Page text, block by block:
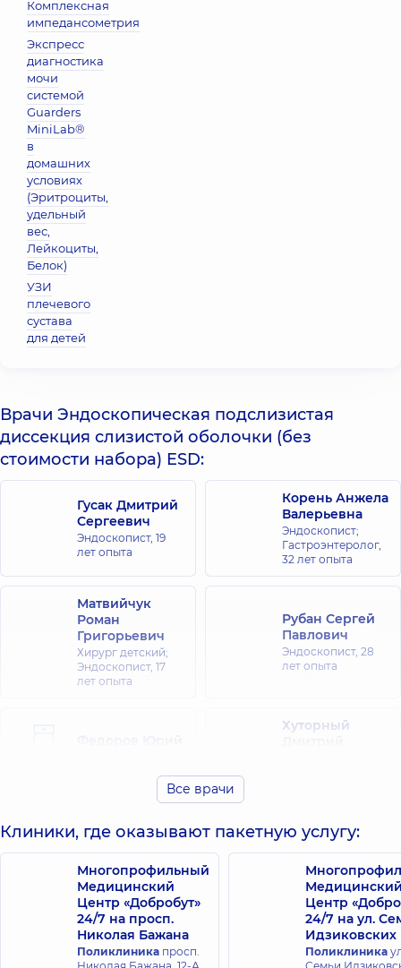
Комплексная
импедансометрия
Экспресс
диагностика
мочи
системой
Guarders
MiniLab®
в
домашних
условиях
(Эритроциты,
удельный
вес,
Лейкоциты,
Белок)
УЗИ
плечевого
сустава
для детей
Врачи Эндоскопическая подслизистая
диссекция слизистой оболочки (без
стоимости набора) ESD:
Гусак Дмитрий
Сергеевич
Эндоскопист, 19
лет опыта
Корень Анжела
Валерьевна
Эндоскопист;
Гастроэнтеролог,
32 лет опыта
Матвийчук
Роман
Григорьевич
Хирург детский;
Эндоскопист, 17
лет опыта
Рубан Сергей
Павлович
Эндоскопист, 28
лет опыта
Хуторный
Михальнюк
Богдан
Викторович
Хирург; Хирург
проктолог;
Эндоскопист,5 лет
опыта
Алексей
Витальевич
Эндоскопист,14
лет опыта
Все врачи
Клиники, где оказывают пакетную услугу:
Многопрофильный
Медицинский
Центр «Добробут»
24/7 на просп.
Николая Бажана
Поликлиника просп.
Центр
24/7 на ул.
Идзиковских
Поликлиника